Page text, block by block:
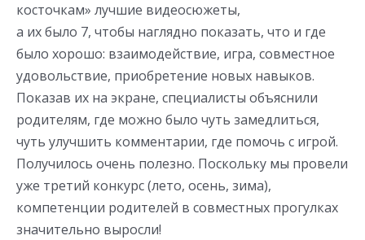
косточкам» лучшие видеосюжеты,
а их было 7, чтобы наглядно показать, что и где
было хорошо: взаимодействие, игра, совместное
удовольствие, приобретение новых навыков.
Показав их на экране, специалисты объяснили
родителям, где можно было чуть замедлиться,
чуть улучшить комментарии, где помочь с игрой.
Получилось очень полезно. Поскольку мы провели
уже третий конкурс (лето, осень, зима),
компетенции родителей в совместных прогулках
значительно выросли!